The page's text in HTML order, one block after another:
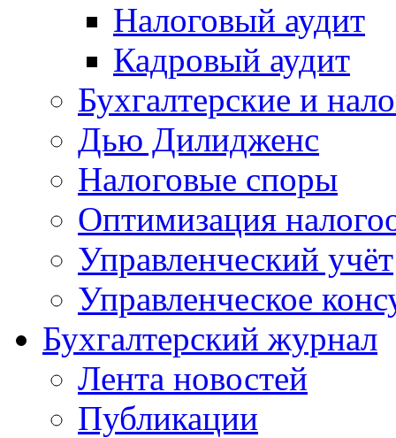
Налоговый аудит
Кадровый аудит
Бухгалтерские и
Дью Дилидженс
Налоговые споры
Оптимизация
Управленческий учёт
Управленческое
Бухгалтерский журнал
Лента новостей
Публикации